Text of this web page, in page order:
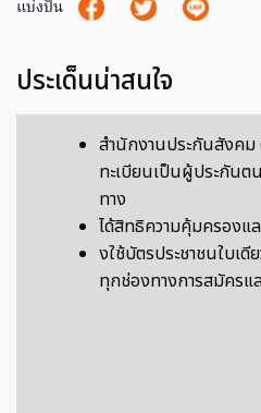
แบ่งปัน
ประเด็นน่าสนใจ
สำนักงานประกันสังค
ทะเบียนเป็นผู้ประกันต
ทาง
ได้สิทธิความคุ้มครองแ
งใช้บัตรประชาชนใบเ
ทุกช่องทางการสมัครแล